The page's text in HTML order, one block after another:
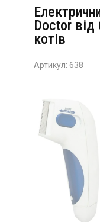
Doctor від
котів
Артикул: 638